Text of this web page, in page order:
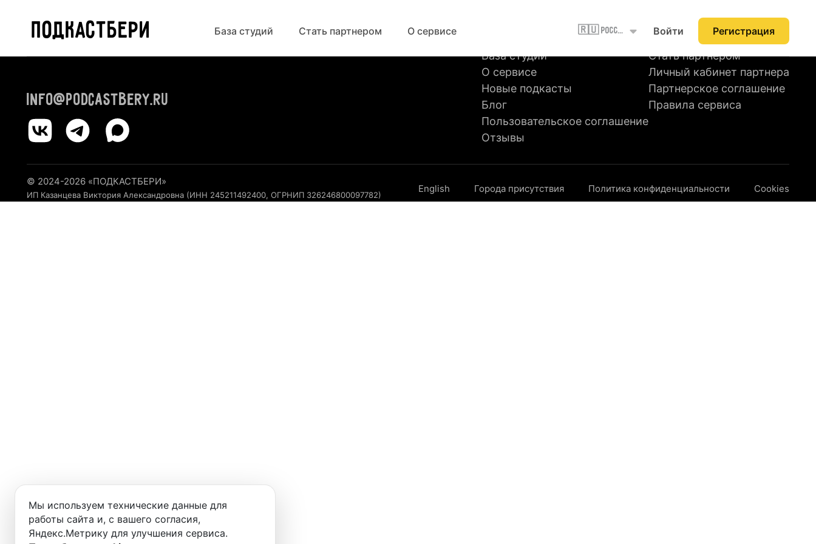
ПОДКАСТБЕРИ База студий Стать партнером О сервисе 🇷🇺 Россия Войти Регистрация
ПОДКАСТБЕРИ
info@podcastbery.ru
База студий
О сервисе
Новые подкасты
Блог
Пользовательское соглашение
Отзывы
ДЛЯ СТУДИЙ
Стать партнером
Личный кабинет партнера
Партнерское соглашение
Правила сервиса
© 2024-2026 «ПОДКАСТБЕРИ»
ИП Казанцева Виктория Александровна (ИНН 245211492400, ОГРНИП 326246800097782)
English Города присутствия Политика конфиденциальности Cookies
Мы используем технические данные для
работы сайта и, с вашего согласия,
Яндекс.Метрику для улучшения сервиса.